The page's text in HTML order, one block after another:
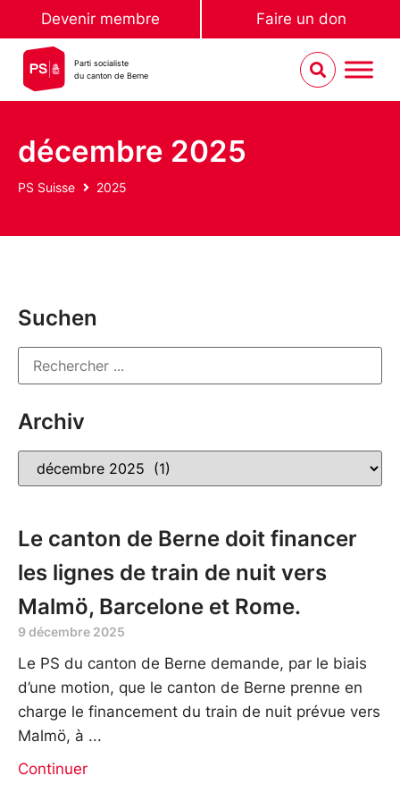
Devenir membre Faire un don
Parti socialiste
du canton de Berne
décembre 2025
PS Suisse 2025
Suchen
Archiv
Le canton de Berne doit financer
les lignes de train de nuit vers
Malmö, Barcelone et Rome.
9 décembre 2025
Le PS du canton de Berne demande, par le biais
d’une motion, que le canton de Berne prenne en
charge le financement du train de nuit prévue vers
Malmö, à
Continuer